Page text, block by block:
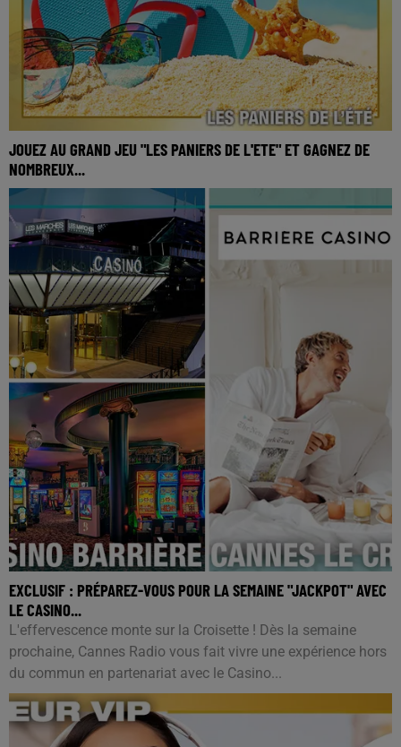
JOUEZ AU GRAND JEU "LES PANIERS DE L'ETE" ET GAGNEZ DE
NOMBREUX...
EXCLUSIF : PRÉPAREZ-VOUS POUR LA SEMAINE "JACKPOT" AVEC
LE CASINO...
L'effervescence monte sur la Croisette ! Dès la semaine
prochaine, Cannes Radio vous fait vivre une expérience hors
du commun en partenariat avec le Casino...